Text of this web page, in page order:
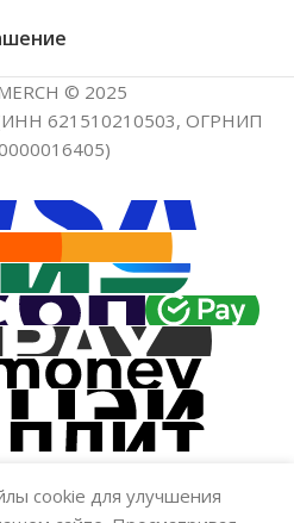
© 2025
621510210503, ОГРНИП
cookie для улучшения